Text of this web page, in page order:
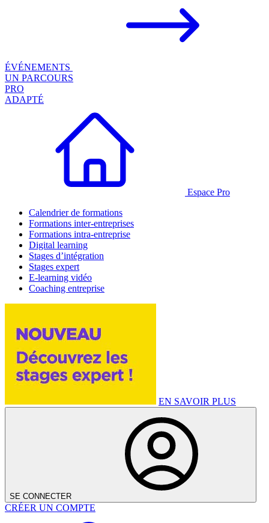
ÉVÉNEMENTS
UN PARCOURS
PRO
ADAPTÉ
Espace Pro
Calendrier de formations
Formations inter-entreprises
Formations intra-entreprise
Digital learning
Stages d’intégration
Stages expert
E-learning vidéo
Coaching entreprise
EN SAVOIR PLUS
SE CONNECTER
CRÉER UN COMPTE